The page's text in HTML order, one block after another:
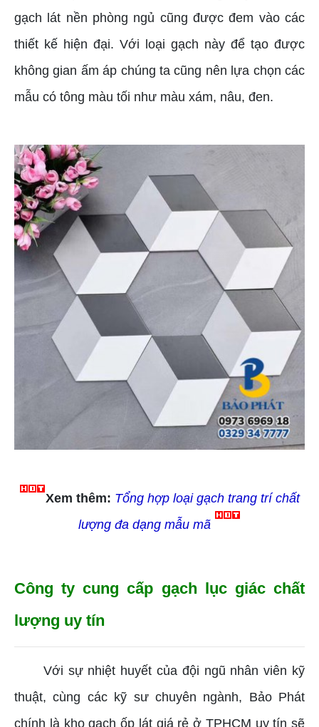
gạch lát nền phòng ngủ cũng được đem vào các
thiết kế hiện đại. Với loại gạch này để tạo được
không gian ấm áp chúng ta cũng nên lựa chọn các
mẫu có tông màu tối như màu xám, nâu, đen.
Xem thêm: Tổng hợp loại gạch trang trí chất
lượng đa dạng mẫu mã
Công ty cung cấp gạch lục giác chất
lượng uy tín
Với sự nhiệt huyết của đội ngũ nhân viên kỹ
thuật, cùng các kỹ sư chuyên ngành, Bảo Phát
chính là kho gạch ốp lát giá rẻ ở TPHCM uy tín sẽ